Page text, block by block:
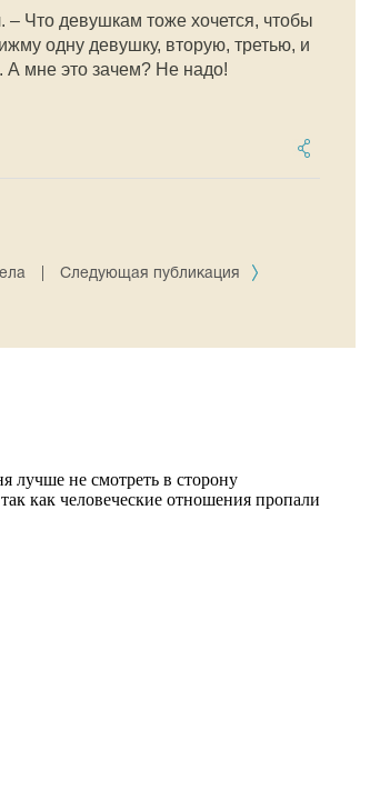
Что девушкам тоже хочется, чтобы
одну девушку, вторую, третью, и
А мне это зачем? Не надо!
Следующая публикация